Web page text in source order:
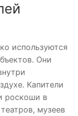
используются
Они
Капители
роскоши в
музеев